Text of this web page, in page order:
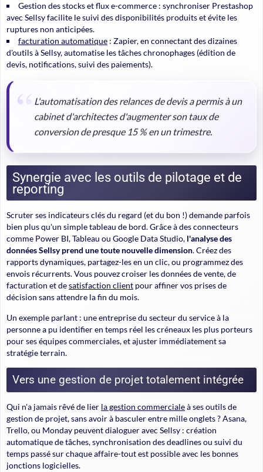
Gestion des stocks et flux e-commerce : synchroniser Prestashop
avec Sellsy facilite le suivi des disponibilités produits et évite les
ruptures non anticipées.
facturation automatique : Zapier, en connectant des dizaines
d'outils à Sellsy, automatise les tâches chronophages (édition de
devis, notifications, suivi des paiements).
L'automatisation des relances de devis a permis à un
cabinet d'architectes d'augmenter son taux de
conversion de presque 15 % en un trimestre.
Synergie avec les outils de pilotage et de
reporting
Scruter ses indicateurs clés du regard (et du bon !) demande parfois
bien plus qu'un simple tableau de bord. Grâce à des connecteurs
comme Power BI, Tableau ou Google Data Studio, l'analyse des
données Sellsy prend une toute nouvelle dimension. Créez des
rapports dynamiques, partagez-les en un clic, ou programmez des
envois récurrents. Vous pouvez croiser les données de vente, de
facturation et desatisfaction client pour affiner vos prises de
décision sans attendre la fin du mois.
Un exemple parlant : une entreprise du secteur du service à la
personne a pu identifier en temps réel les créneaux les plus porteurs
pour ses équipes commerciales, et ajuster immédiatement sa
stratégie terrain.
Vers une gestion de projet totalement intégrée
Qui n'a jamais rêvé de lier la gestion commercialeà ses outils de
gestion de projet, sans avoir à basculer entre mille onglets ? Asana,
Trello, ou Monday peuvent dialoguer avec Sellsy : création
automatique de tâches, synchronisation des deadlines ou suivi du
temps passé sur chaque affaire-tout est possible avec les bonnes
jonctions logicielles.